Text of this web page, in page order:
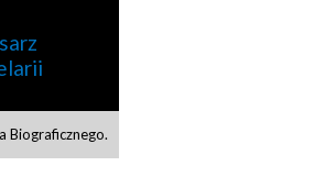
Biograficznego.